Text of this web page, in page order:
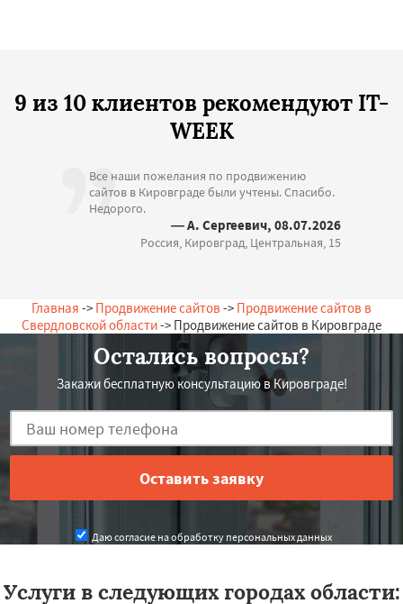
9 из 10 клиентов рекомендуют IT-
WEEK
Все наши пожелания по продвижению
сайтов в Кировграде были учтены. Спасибо.
Недорого.
— А. Сергеевич, 08.07.2026
Россия, Кировград, Центральная, 15
Главная -> Продвижение сайтов -> Продвижение сайтов в
Свердловской области-> Продвижение сайтов в Кировграде
Остались вопросы?
Закажи бесплатную консультацию в Кировграде!
Даю согласие на обработку персональных данных
Услуги в следующих городах области: